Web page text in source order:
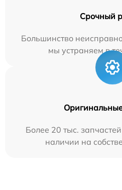
Срочный
Большинство
мы устраняем в
Более 20 тыс.
наличии на